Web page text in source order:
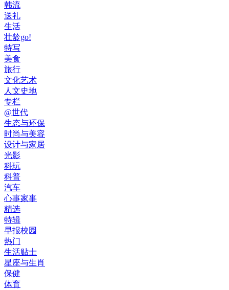
韩流
送礼
生活
壮龄go!
特写
美食
旅行
文化艺术
人文史地
专栏
@世代
生态与环保
时尚与美容
设计与家居
光影
科玩
科普
汽车
心事家事
精选
特辑
早报校园
热门
生活贴士
星座与生肖
保健
体育